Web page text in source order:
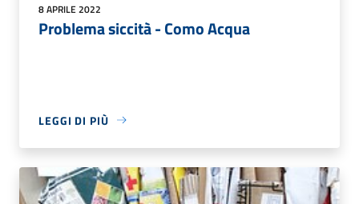
8 APRILE 2022
Problema siccità - Como Acqua
LEGGI DI PIÙ